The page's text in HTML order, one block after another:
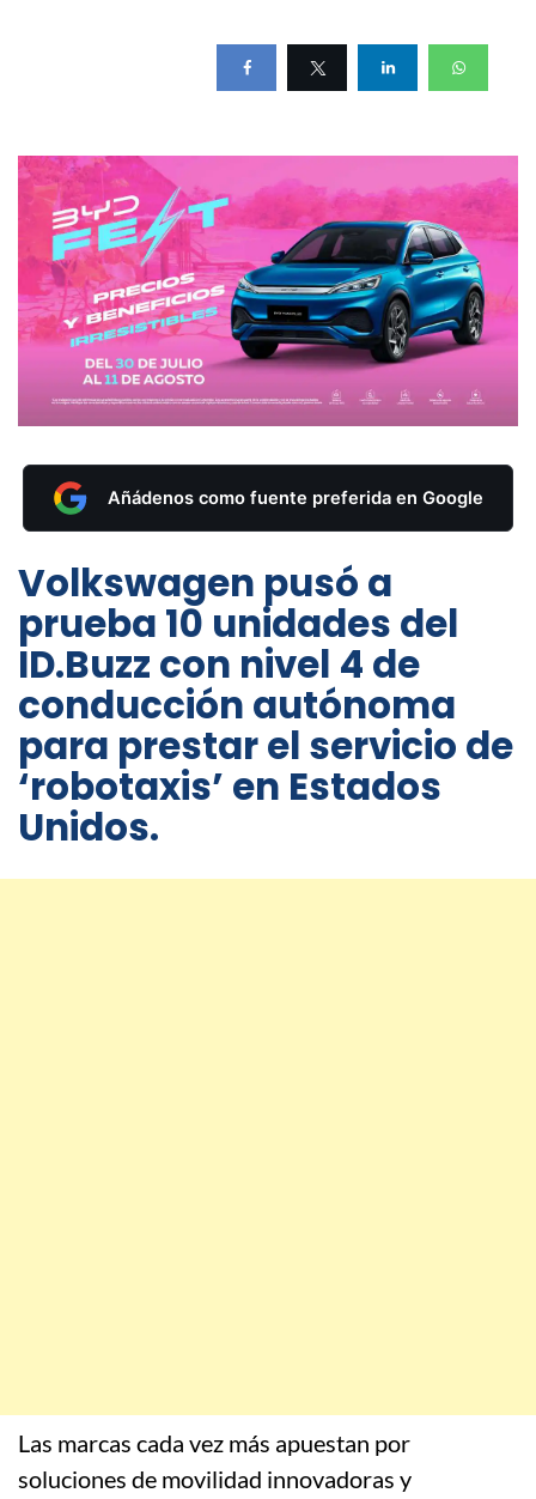
Añádenos como fuente preferida en Google
Volkswagen pusó a
prueba 10 unidades del
ID.Buzz con nivel 4 de
conducción autónoma
para prestar el servicio de
‘robotaxis’ en Estados
Unidos.
Las marcas cada vez más apuestan por
soluciones de movilidad innovadoras y